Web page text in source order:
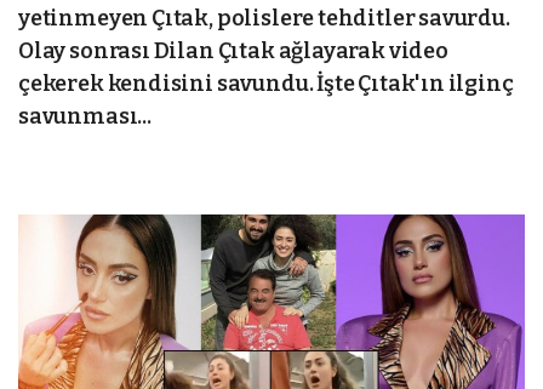
yetinmeyen Çıtak, polislere tehditler savurdu.
Olay sonrası Dilan Çıtak ağlayarak video
çekerek kendisini savundu. İşte Çıtak'ın ilginç
savunması...